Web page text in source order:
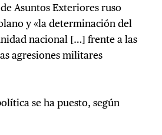
Asuntos Exteriores ruso
y «la determinación del
nacional […] frente a las
agresiones militares
se ha puesto, según